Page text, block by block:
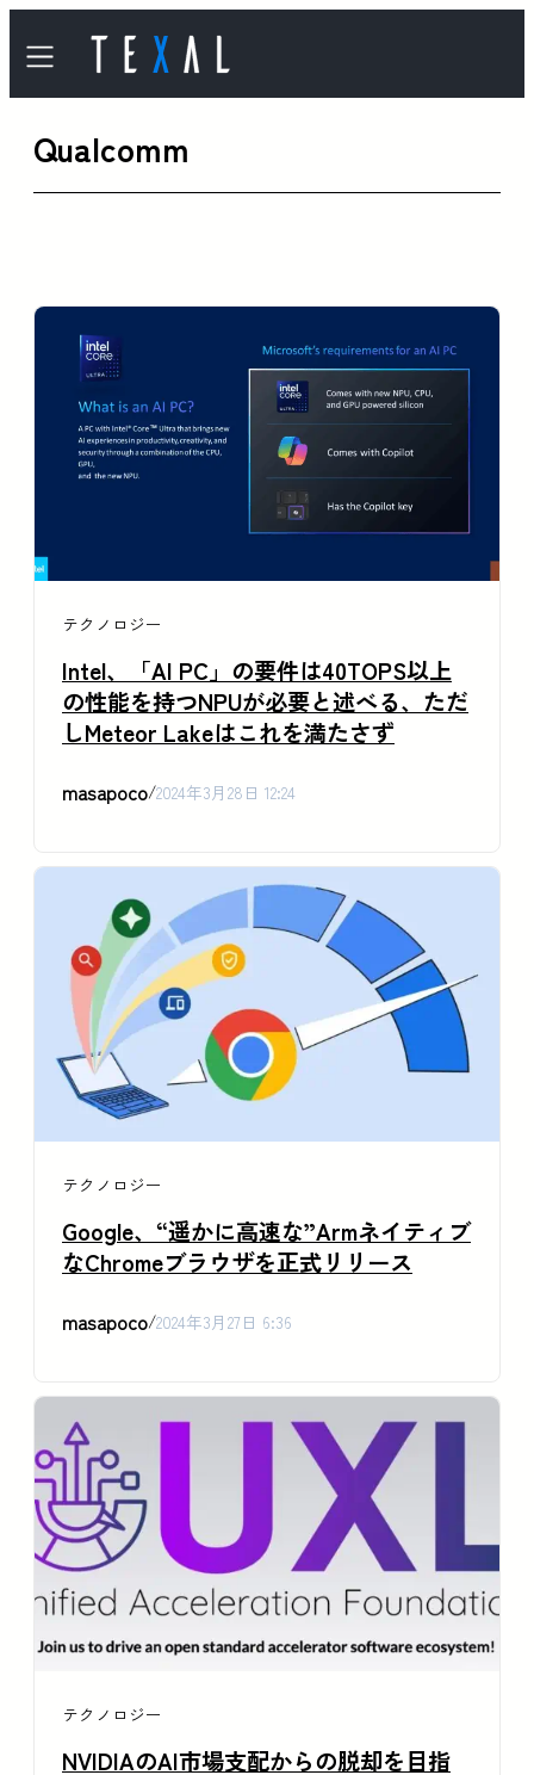
容
を
Qualcomm
テクノロジー
Intel、「AI PC」の要件は40TOPS以上
の性能を持つNPUが必要と述べる、ただ
しMeteor Lakeはこれを満たさず
masapoco/2024年3月28日 12:24
テクノロジー
Google、“遥かに高速な”Armネイティブ
なChromeブラウザを正式リリース
masapoco/2024年3月27日 6:36
テクノロジー
NVIDIAのAI市場支配からの脱却を目指